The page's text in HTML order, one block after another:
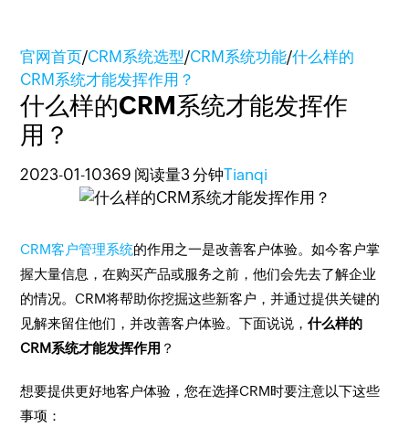
官网首页/CRM系统选型/CRM系统功能/什么样的
CRM系统才能发挥作用？
什么样的CRM系统才能发挥作
用？
2023-01-10369 阅读量3 分钟Tianqi
CRM客户管理系统的作用之一是改善客户体验。如今客户掌
握大量信息，在购买产品或服务之前，他们会先去了解企业
的情况。CRM将帮助你挖掘这些新客户，并通过提供关键的
见解来留住他们，并改善客户体验。下面说说，什么样的
CRM系统才能发挥作用 ？
想要提供更好地客户体验，您在选择CRM时要注意以下这些
事项：